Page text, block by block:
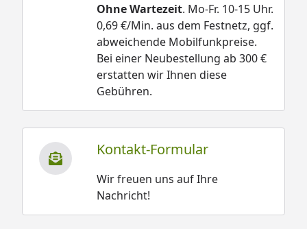
Ohne Wartezeit. Mo-Fr. 10-15 Uhr.
0,69 €/Min. aus dem Festnetz, ggf.
abweichende Mobilfunkpreise.
Bei einer Neubestellung ab 300 €
erstatten wir Ihnen diese
Gebühren.
Kontakt-Formular
Wir freuen uns auf Ihre
Nachricht!